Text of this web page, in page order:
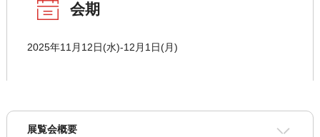
会期
2025年11月12日(水)-12月1日(月)
展覧会概要